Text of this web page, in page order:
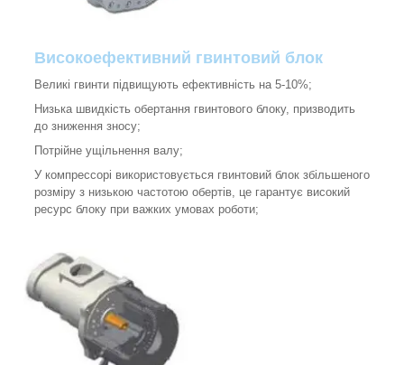
Високоефективний гвинтовий блок
Великі гвинти підвищують ефективність на 5-10%;
Низька швидкість обертання гвинтового блоку, призводить
до зниження зносу;
Потрійне ущільнення валу;
У компрессорі використовується гвинтовий блок збільшеного
розміру з низькою частотою обертів, це гарантує високий
ресурс блоку при важких умовах роботи;